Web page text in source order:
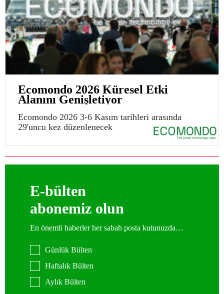
Ecomondo 2026 Küresel Etki
Alanını Genişletiyor
Ecomondo 2026 3-6 Kasım tarihleri arasında
29'uncu kez düzenlenecek
E-bülten
abonemiz olun
En önemli haberler her sabah posta kutunuzda…
Günlük Bülten
Haftalık Bülten
Aylık Bülten